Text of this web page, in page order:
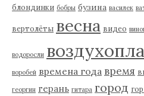
блондинки бобры бузина василек
вертолёты весна видео
водоросли
воробей времена года время
георгин герань гитара город